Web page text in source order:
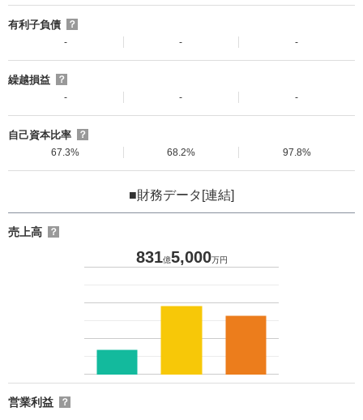
有利子負債
？
-
- -
繰越損益
？
-
- -
自己資本比率
？
67.3%
68.2% 97.8%
■財務データ[連結]
売上高 ？
831億5,000万円
営業利益 ？